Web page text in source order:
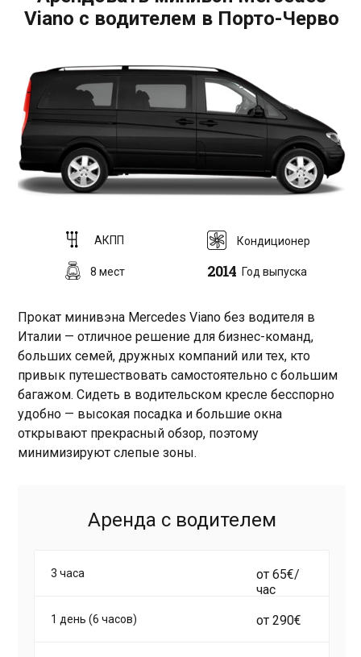
Viano с водителем в Порто-Черво
АКПП Кондиционер
8 мест 2014 Год выпуска
Прокат минивэна Mercedes Viano без водителя в
Италии — отличное решение для бизнес-команд,
больших семей, дружных компаний или тех, кто
привык путешествовать самостоятельно с большим
багажом. Сидеть в водительском кресле бесспорно
удобно — высокая посадка и большие окна
открывают прекрасный обзор, поэтому
минимизируют слепые зоны.
Аренда с водителем
3 часа
от 65€/
час
1 день (6 часов) от 290€